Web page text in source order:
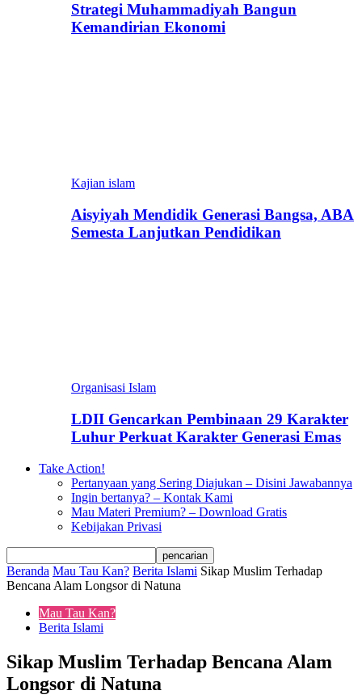
Strategi Muhammadiyah Bangun
Kemandirian Ekonomi
Kajian islam
Aisyiyah Mendidik Generasi Bangsa, ABA
Semesta Lanjutkan Pendidikan
Organisasi Islam
LDII Gencarkan Pembinaan 29 Karakter
Luhur Perkuat Karakter Generasi Emas
Take Action!
Pertanyaan yang Sering Diajukan – Disini Jawabannya
Ingin bertanya? – Kontak Kami
Mau Materi Premium? – Download Gratis
Kebijakan Privasi
Beranda Mau Tau Kan? Berita Islami Sikap Muslim Terhadap
Bencana Alam Longsor di Natuna
Mau Tau Kan?
Berita Islami
Sikap Muslim Terhadap Bencana Alam
Longsor di Natuna